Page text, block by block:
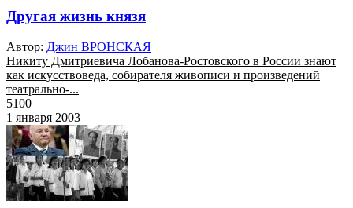
Другая жизнь князя
Автор: Джин ВРОНСКАЯ
Никиту Дмитриевича Лобанова-Ростовского в России знают
как искусствоведа, собирателя живописи и произведений
театрально-...
5100
1 января 2003